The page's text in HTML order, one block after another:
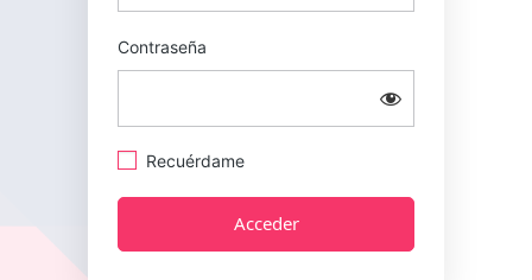
Contraseña
Recuérdame